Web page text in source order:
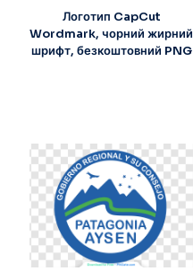
Логотип CapCut
Wordmark, чорний жирний
шрифт, безкоштовний PNG